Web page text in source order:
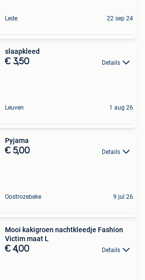
Lede 22 sep 24
slaapkleed
€ 3,50 Details
Leuven 1 aug 26
Pyjama
€ 5,00 Details
Oostrozebeke 9 jul 26
Mooi kakigroen nachtkleedje Fashion
Victim maat L
€ 4,00 Details